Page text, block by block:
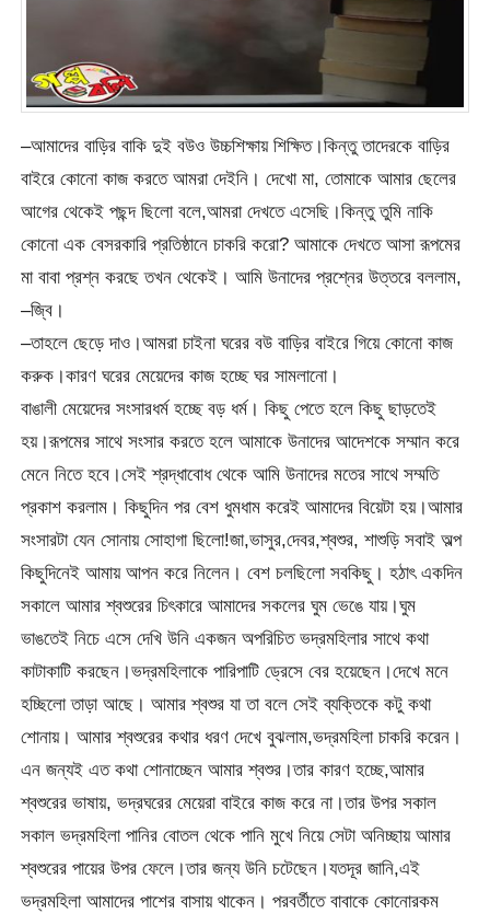
–আমাদের বাড়ির বাকি দুই বউও উচ্চশিক্ষায় শিক্ষিত।কিন্তু তাদেরকে বাড়ির
বাইরে কোনো কাজ করতে আমরা দেইনি। দেখো মা, তোমাকে আমার ছেলের
আগের থেকেই পছন্দ ছিলো বলে,আমরা দেখতে এসেছি।কিন্তু তুমি নাকি
কোনো এক বেসরকারি প্রতিষ্ঠানে চাকরি করো? আমাকে দেখতে আসা রূপমের
মা বাবা প্রশ্ন করছে তখন থেকেই। আমি উনাদের প্রশ্নের উত্তরে বললাম,
–জ্বি।
–তাহলে ছেড়ে দাও।আমরা চাইনা ঘরের বউ বাড়ির বাইরে গিয়ে কোনো কাজ
করুক।কারণ ঘরের মেয়েদের কাজ হচ্ছে ঘর সামলানো।
বাঙালী মেয়েদের সংসারধর্ম হচ্ছে বড় ধর্ম। কিছু পেতে হলে কিছু ছাড়তেই
হয়।রূপমের সাথে সংসার করতে হলে আমাকে উনাদের আদেশকে সম্মান করে
মেনে নিতে হবে।সেই শ্রদ্ধাবোধ থেকে আমি উনাদের মতের সাথে সম্মতি
প্রকাশ করলাম। কিছুদিন পর বেশ ধুমধাম করেই আমাদের বিয়েটা হয়।আমার
সংসারটা যেন সোনায় সোহাগা ছিলো!জা,ভাসুর,দেবর,শ্বশুর, শাশুড়ি সবাই অল্প
কিছুদিনেই আমায় আপন করে নিলেন। বেশ চলছিলো সবকিছু। হঠাৎ একদিন
সকালে আমার শ্বশুরের চিৎকারে আমাদের সকলের ঘুম ভেঙে যায়।ঘুম
ভাঙতেই নিচে এসে দেখি উনি একজন অপরিচিত ভদ্রমহিলার সাথে কথা
কাটাকাটি করছেন।ভদ্রমহিলাকে পারিপাটি ড্রেসে বের হয়েছেন।দেখে মনে
হচ্ছিলো তাড়া আছে। আমার শ্বশুর যা তা বলে সেই ব্যক্তিকে কটু কথা
শোনায়। আমার শ্বশুরের কথার ধরণ দেখে বুঝলাম,ভদ্রমহিলা চাকরি করেন।
এন জন্যই এত কথা শোনাচ্ছেন আমার শ্বশুর।তার কারণ হচ্ছে,আমার
শ্বশুরের ভাষায়, ভদ্রঘরের মেয়েরা বাইরে কাজ করে না।তার উপর সকাল
সকাল ভদ্রমহিলা পানির বোতল থেকে পানি মুখে নিয়ে সেটা অনিচ্ছায় আমার
শ্বশুরের পায়ের উপর ফেলে।তার জন্য উনি চটেছেন।যতদূর জানি,এই
ভদ্রমহিলা আমাদের পাশের বাসায় থাকেন। পরবর্তীতে বাবাকে কোনোরকম